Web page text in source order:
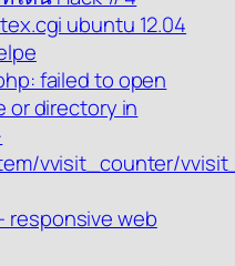
ubuntu 12.04
failed to open
or directory in
vvisit_counter/
responsive web